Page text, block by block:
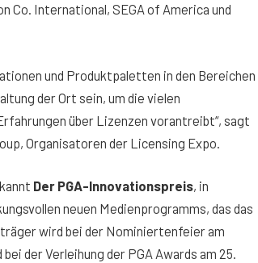
Co. International, SEGA of America und
und Produktpaletten in den Bereichen
der Ort sein, um die vielen
über Lizenzen vorantreibt“, sagt
Organisatoren der Licensing Expo.
Der PGA-Innovationspreis, in
neuen Medienprogramms, das das
wird bei der Nominiertenfeier am
der Verleihung der PGA Awards am 25.